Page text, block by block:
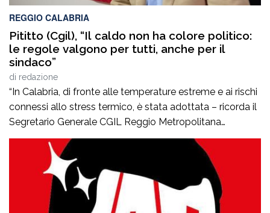
REGGIO CALABRIA
Pititto (Cgil), “Il caldo non ha colore politico:
le regole valgono per tutti, anche per il
sindaco”
di redazione
“In Calabria, di fronte alle temperature estreme e ai rischi
connessi allo stress termico, è stata adottata – ricorda il
Segretario Generale CGIL Reggio Metropolitana
Gregorio Pititto – un’ordinanza regionale precisa e
inequivocabile a tutela dei lavoratori maggiormente
esposti. Il provvedimento dispone il divieto di svolgere
determinate attività lavorative nelle ore più critiche della
giornata, […]